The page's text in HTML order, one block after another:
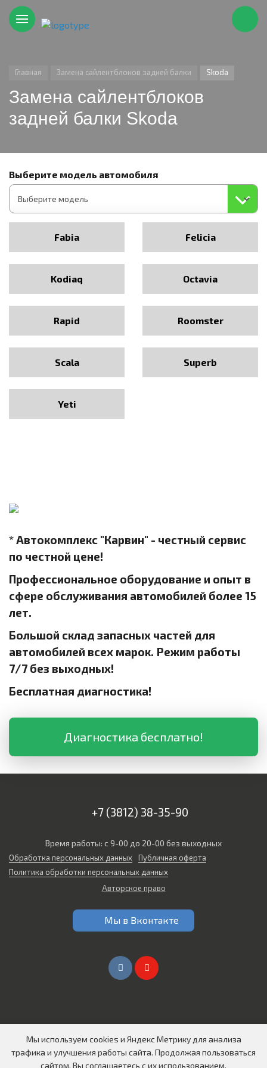
Главная Замена сайлентблоков задней балки Skoda
Замена сайлентблоков
задней балки Skoda
Выберите модель автомобиля
Fabia Felicia
Kodiaq Octavia
Rapid Roomster
Scala Superb
Yeti
* Автокомплекс "Карвин" - честный сервис
по честной цене!
Профессиональное оборудование и опыт в
сфере обслуживания автомобилей более 15
лет.
Большой склад запасных частей для
автомобилей всех марок. Режим работы
7/7 без выходных!
Бесплатная диагностика!
Диагностика бесплатно!
+7 (3812) 38-35-90
Время работы: с 9-00 до 20-00 без выходных
Обработка персональных данных
Публичная оферта
Политика обработки персональных данных
Авторское право
Мы в Вконтакте
Создание сайтов в Омске
© 2026 Все права защищены
Мы используем cookies и Яндекс Метрику для анализа
трафика и улучшения работы сайта. Продолжая пользоваться
сайтом, Вы соглашаетесь с их использованием.